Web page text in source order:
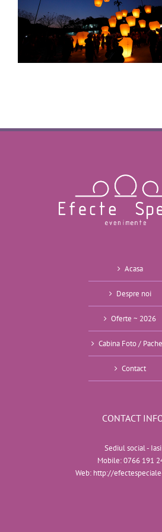
Acasa
Despre noi
Oferte ~ 2026
Cabina Foto /
Contact
CONTACT
Sediul social - Iasi
Mobile:0766 191
Web: http://